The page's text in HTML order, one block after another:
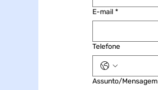
E-mail *
Telefone
Assunto/Mensagem